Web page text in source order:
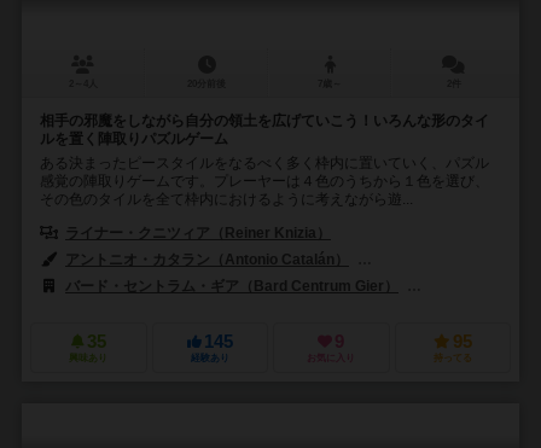
相手の邪魔をしながら自分の領土を広げていこう！いろんな形のタイ
ルを置く陣取りパズルゲーム
ある決まったピースタイルをなるべく多く枠内に置いていく、パズル
感覚の陣取りゲームです。プレーヤーは４色のうちから１色を選び、
その色のタイルを全て枠内におけるように考えながら遊...
ライナー・クニツィア（Reiner Knizia）
アントニオ・カタラン（Antonio Catalán）
バード・セントラム・ギア（Bard Centrum Gier）
35
興味あり
145
経験あり
9
お気に入り
95
持ってる